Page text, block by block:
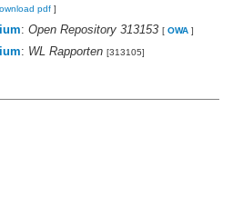
pdf ]
: Open Repository 313153 [ OWA ]
: WL Rapporten [313105]